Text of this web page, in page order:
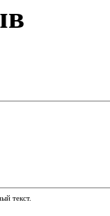
текст.